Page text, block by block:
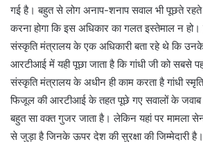
गई है। बहुत से लोग अनाप-शनाप सवाल भी पूछते
करना होगा कि इस अधिकार का गलत इस्तेमाल न
संस्कृति मंत्रालय के एक अधिकारी बता रहे थे कि उनके
आरटीआई में यही पूछा जाता है कि गांधी जी को सबसे
संस्कृति मंत्रालय के अधीन ही काम करता है गांधी
फिजूल की आरटीआई के तहत पूछे गए सवालों के जवाब
बहुत सा वक्त गुजर जाता है। लेकिन यहां पर मामला
से जुड़ा है जिनके ऊपर देश की सुरक्षा की जिम्मेदारी